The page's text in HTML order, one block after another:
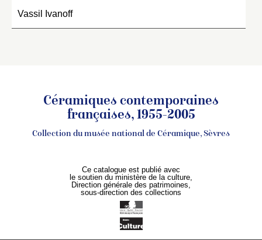
Vassil Ivanoff
Céramiques contemporaines
françaises, 1955-2005
Collection du musée national de Céramique, Sèvres
Ce catalogue est publié avec
le soutien du ministère de la culture,
Direction générale des patrimoines,
sous-direction des collections